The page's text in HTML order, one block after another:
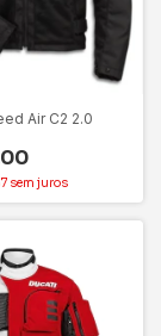
Air C2 2.0
sem juros